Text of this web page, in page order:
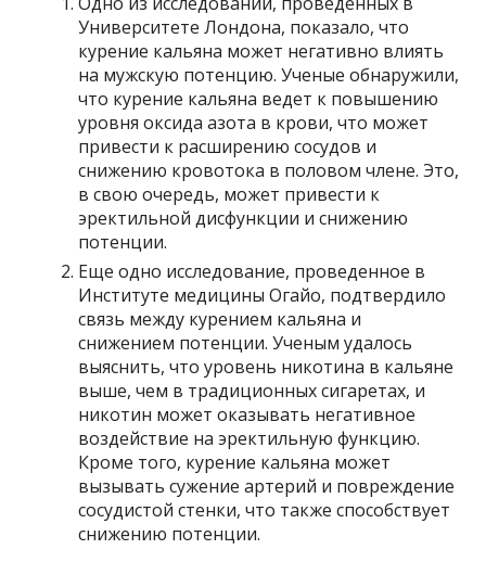
Университете Лондона, показало, что
курение кальяна может негативно влиять
на мужскую потенцию. Ученые обнаружили,
что курение кальяна ведет к повышению
уровня оксида азота в крови, что может
привести к расширению сосудов и
снижению кровотока в половом члене. Это,
в свою очередь, может привести к
эректильной дисфункции и снижению
потенции.
Еще одно исследование, проведенное в
Институте медицины Огайо, подтвердило
связь между курением кальяна и
снижением потенции. Ученым удалось
выяснить, что уровень никотина в кальяне
выше, чем в традиционных сигаретах, и
никотин может оказывать негативное
воздействие на эректильную функцию.
Кроме того, курение кальяна может
вызывать сужение артерий и повреждение
сосудистой стенки, что также способствует
снижению потенции.